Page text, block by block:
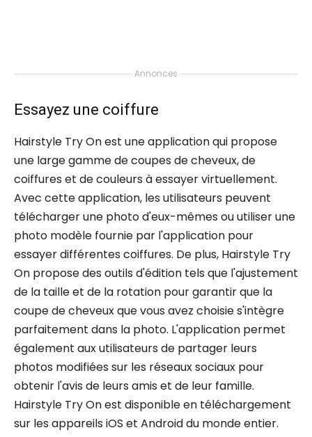
Annonces
Essayez une coiffure
Hairstyle Try On est une application qui propose
une large gamme de coupes de cheveux, de
coiffures et de couleurs à essayer virtuellement.
Avec cette application, les utilisateurs peuvent
télécharger une photo d'eux-mêmes ou utiliser une
photo modèle fournie par l'application pour
essayer différentes coiffures. De plus, Hairstyle Try
On propose des outils d'édition tels que l'ajustement
de la taille et de la rotation pour garantir que la
coupe de cheveux que vous avez choisie s'intègre
parfaitement dans la photo. L'application permet
également aux utilisateurs de partager leurs
photos modifiées sur les réseaux sociaux pour
obtenir l'avis de leurs amis et de leur famille.
Hairstyle Try On est disponible en téléchargement
sur les appareils iOS et Android du monde entier.